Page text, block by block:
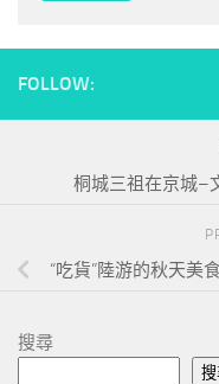
FOLLOW:
桐城三祖在京城–
“吃貨”陸游的秋天美
搜尋